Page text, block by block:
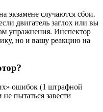
экзамене случаются сбои.
двигатель заглох или вы
упражнения. Инспектор
но и вашу реакцию на
ошибок (1 штрафной
пытаться завести